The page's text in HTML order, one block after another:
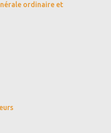
ordinaire et